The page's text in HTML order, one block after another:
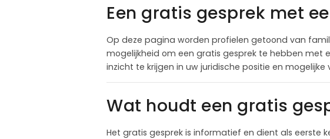
Een gratis gesprek met
Op deze pagina worden profielen getoond van
mogelijkheid om een gratis gesprek te hebben met
inzicht te krijgen in uw juridische positie en mogelijke
Wat houdt een gratis
Het gratis gesprek is informatief en dient als eerste